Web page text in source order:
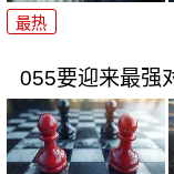
最热
055要迎来最强